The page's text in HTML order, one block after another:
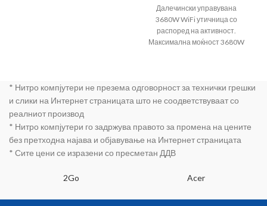
Далечински управувана
3680W WiFi утичница со
распоред на активност.
Максимална моќност 3680W
на тајмер, распоред и други
сценарија (на пр. во smart
Tuya / Smart Life апликација за
Android и iOS Лесно за
инсталирање и користење
Amazon Alexa Управување со
Assistant или Alexa Незапалив
* Нитро компјутери не презема одговорност за технички грешки
и слики на Интернет страницата што не соодветствуваат со
реалниот производ
* Нитро компјутери го задржува правото за промена на цените
без претходна најава и објавување на Интернет страницата
* Сите цени се изразени со пресметан ДДВ
2Go Acer